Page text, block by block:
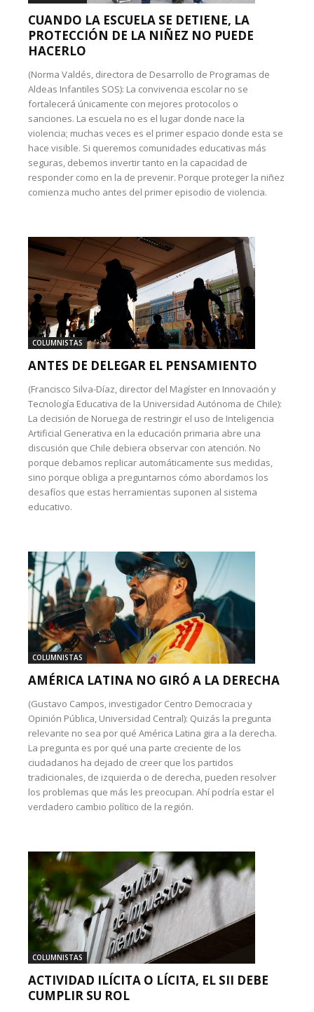
CUANDO LA ESCUELA SE DETIENE, LA
PROTECCIÓN DE LA NIÑEZ NO PUEDE
HACERLO
(Norma Valdés, directora de Desarrollo de Programas de
Aldeas Infantiles SOS): La convivencia escolar no se
fortalecerá únicamente con mejores protocolos o
sanciones. La escuela no es el lugar donde nace la
violencia; muchas veces es el primer espacio donde esta se
hace visible. Si queremos comunidades educativas más
seguras, debemos invertir tanto en la capacidad de
responder como en la de prevenir. Porque proteger la niñez
comienza mucho antes del primer episodio de violencia.
COLUMNISTAS
ANTES DE DELEGAR EL PENSAMIENTO
(Francisco Silva-Díaz, director del Magíster en Innovación y
Tecnología Educativa de la Universidad Autónoma de Chile):
La decisión de Noruega de restringir el uso de Inteligencia
Artificial Generativa en la educación primaria abre una
discusión que Chile debiera observar con atención. No
porque debamos replicar automáticamente sus medidas,
sino porque obliga a preguntarnos cómo abordamos los
desafíos que estas herramientas suponen al sistema
educativo.
COLUMNISTAS
AMÉRICA LATINA NO GIRÓ A LA DERECHA
(Gustavo Campos, investigador Centro Democracia y
Opinión Pública, Universidad Central): Quizás la pregunta
relevante no sea por qué América Latina gira a la derecha.
La pregunta es por qué una parte creciente de los
ciudadanos ha dejado de creer que los partidos
tradicionales, de izquierda o de derecha, pueden resolver
los problemas que más les preocupan. Ahí podría estar el
verdadero cambio político de la región.
COLUMNISTAS
ACTIVIDAD ILÍCITA O LÍCITA, EL SII DEBE
CUMPLIR SU ROL